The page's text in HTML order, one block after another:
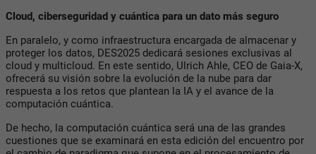
Cloud, ciberseguridad y cuántica para un dato más seguro
En paralelo, y como infraestructura encargada de almacenar y
proteger los datos, DES2025 dedicará sesiones exclusivas al
cloud y multicloud. En este sentido, Ulrich Ahle, CEO de Gaia-X,
ofrecerá su visión sobre la evolución de la nube para dar
respuesta a los retos que plantean la IA y el avance de la
computación cuántica.
De hecho, la computación cuántica será una de las grandes
cuestiones que se examinará en esta edición del encuentro por